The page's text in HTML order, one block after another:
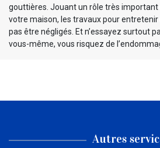
gouttières. Jouant un rôle très important
votre maison, les travaux pour
pas être négligés. Et n’essayez surtout
vous-même, vous risquez de
Autres